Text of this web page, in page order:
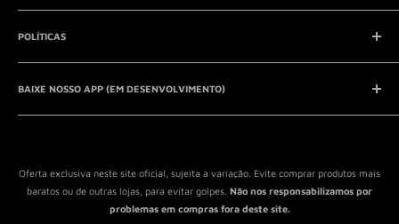
Telefone:41 8761-7286
Início
Catálogo
Entrar em contato
QUEM SOMOS?
POLÍTICAS
Aviso Legal
Política de Privacidade
Política de Reembolso
Termos de Serviço
BAIXE NOSSO APP (EM DESENVOLVIMENTO)
Oferta exclusiva neste site oficial, sujeita a variação. Evite comprar produtos mais
baratos ou de outras lojas, para evitar golpes. Não nos responsabilizamos por
problemas em compras fora deste site.